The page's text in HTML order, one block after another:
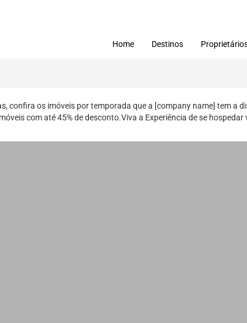
Home Destinos
confira os imóveis por temporada que a [company name] tem a
com até 45% de desconto.Viva a Experiência de se